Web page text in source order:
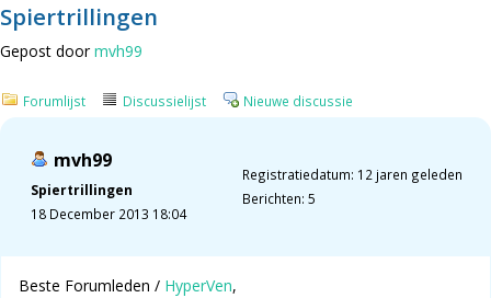
Spiertrillingen
Gepost doormvh99
Forumlijst Discussielijst Nieuwe discussie
mvh99
Spiertrillingen
18 December 2013 18:04
Registratiedatum: 12 jaren geleden
Berichten: 5
Beste Forumleden / HyperVen,